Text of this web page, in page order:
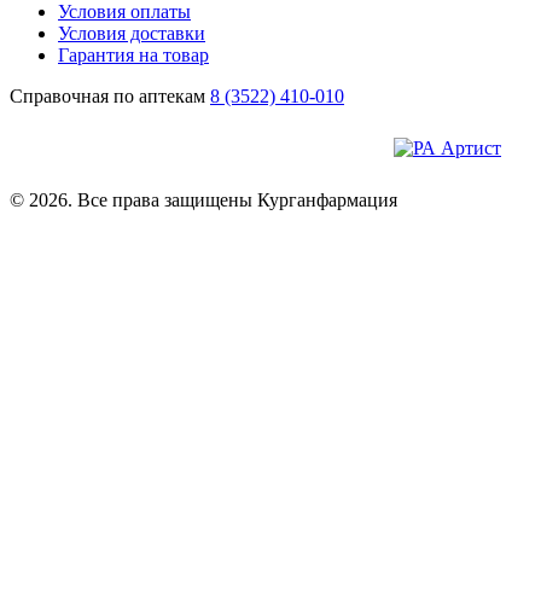
Условия оплаты
Условия доставки
Гарантия на товар
Справочная по аптекам 8 (3522) 410-010
© 2026. Все права защищены Курганфармация